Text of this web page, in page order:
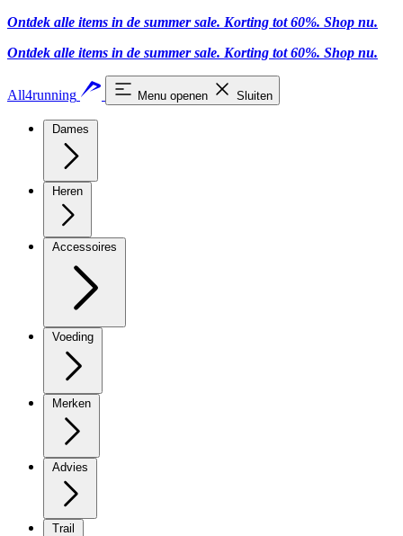
Ontdek alle items in de summer sale. Korting tot 60%. Shop nu.
Ontdek alle items in de summer sale. Korting tot 60%. Shop nu.
All4running Menu openen Sluiten
Dames
Heren
Accessoires
Voeding
Merken
Advies
Trail